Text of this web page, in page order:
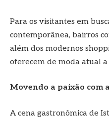
Para os visitantes em
contemporânea, bairros
além dos modernos
oferecem de moda atual
Movendo a paixão com
A cena gastronômica de